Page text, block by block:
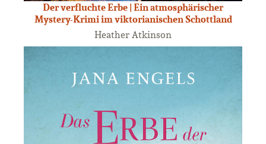
Der verfluchte Erbe | Ein atmosphärischer
Mystery-Krimi im viktorianischen Schottland
Heather Atkinson